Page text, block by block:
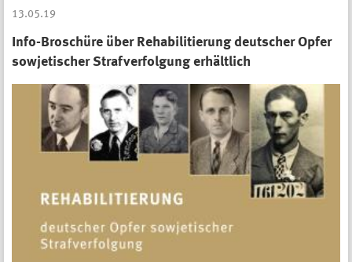
13.05.19
Info-Broschüre über Rehabilitierung deutscher Opfer
sowjetischer Strafverfolgung erhältlich